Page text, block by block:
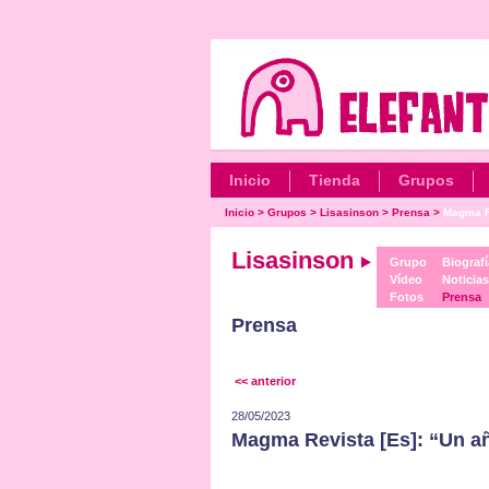
Inicio Tienda Grupos
Inicio> Grupos > Lisasinson> Prensa > Magma
Lisasinson
Grupo
Vídeo
Fotos
Noticias
Prensa
Prensa
<< anterior
28/05/2023
Magma Revista [Es]: “Un